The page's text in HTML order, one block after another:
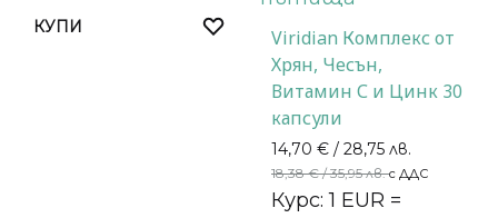
КУПИ
Viridian Комплекс от
Хрян, Чесън,
Витамин С и Цинк 30
капсули
14,70 € / 28,75 лв.
18,38€/ 35,95 лв.с ДДС
Курс: 1 EUR =